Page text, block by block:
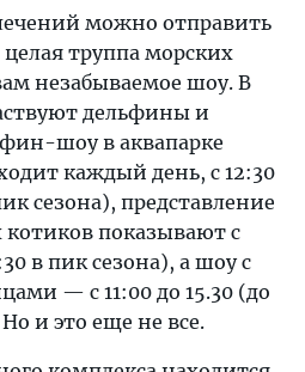
можно отправить
труппа морских
незабываемое шоу. В
дельфины и
шоу в аквапарке
каждый день, с 12:30
сезона), представление
котиков показывают с
в пик сезона), а шоу с
— с 11:00 до 15.30 (до
и это еще не все.